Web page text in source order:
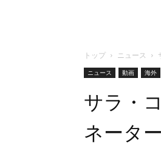
トップ ニュース
ニュース 動画 海外
サラ・
ネータ